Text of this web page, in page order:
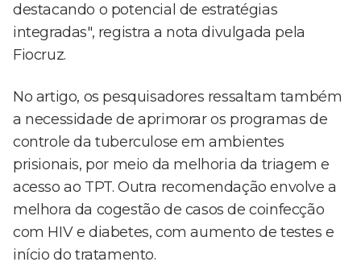
destacando o potencial de estratégias
integradas", registra a nota divulgada pela
Fiocruz.
No artigo, os pesquisadores ressaltam também
a necessidade de aprimorar os programas de
controle da tuberculose em ambientes
prisionais, por meio da melhoria da triagem e
acesso ao TPT. Outra recomendação envolve a
melhora da cogestão de casos de coinfecção
com HIV e diabetes, com aumento de testes e
início do tratamento.